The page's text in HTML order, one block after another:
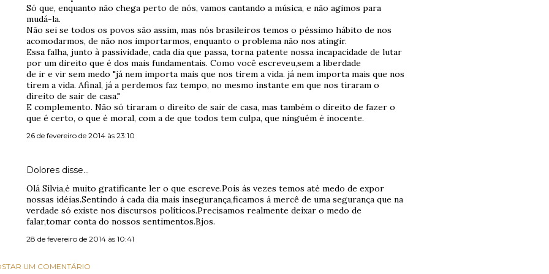
Só que, enquanto não chega perto de nós, vamos cantando a música, e não agimos para
mudá-la.
Não sei se todos os povos são assim, mas nós brasileiros temos o péssimo hábito de nos
acomodarmos, de não nos importarmos, enquanto o problema não nos atingir.
Essa falha, junto à passividade, cada dia que passa, torna patente nossa incapacidade de lutar
por um direito que é dos mais fundamentais. Como você escreveu,sem a liberdade
de ir e vir sem medo "já nem importa mais que nos tirem a vida. já nem importa mais que nos
tirem a vida. Afinal, já a perdemos faz tempo, no mesmo instante em que nos tiraram o
direito de sair de casa."
E complemento. Não só tiraram o direito de sair de casa, mas também o direito de fazer o
que é certo, o que é moral, com a de que todos tem culpa, que ninguém é inocente.
26 de fevereiro de 2014 às 23:10
Dolores disse…
Olá Sílvia,é muito gratificante ler o que escreve.Pois ás vezes temos até medo de expor
nossas idéias.Sentindo á cada dia mais insegurança,ficamos á mercê de uma segurança que na
verdade só existe nos discursos políticos.Precisamos realmente deixar o medo de
falar,tomar conta do nossos sentimentos.Bjos.
28 de fevereiro de 2014 às 10:41
UM COMENTÁRIO